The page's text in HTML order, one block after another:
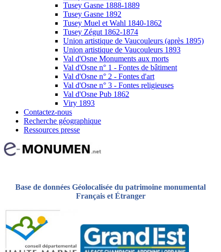
Tusey Gasne 1888-1889
Tusey Gasne 1892
Tusey Muel et Wahl 1840-1862
Tusey Zégut 1862-1874
Union artistique de Vaucouleurs (après 1895)
Union artistique de Vaucouleurs 1893
Val d'Osne Monuments aux morts
Val d'Osne n° 1 - Fontes de bâtiment
Val d'Osne n° 2 - Fontes d'art
Val d'Osne n° 3 - Fontes religieuses
Val d'Osne Pub 1862
Viry 1893
Contactez-nous
Recherche géographique
Ressources presse
Base de données Géolocalisée du patrimoine monumental
Français et Étranger